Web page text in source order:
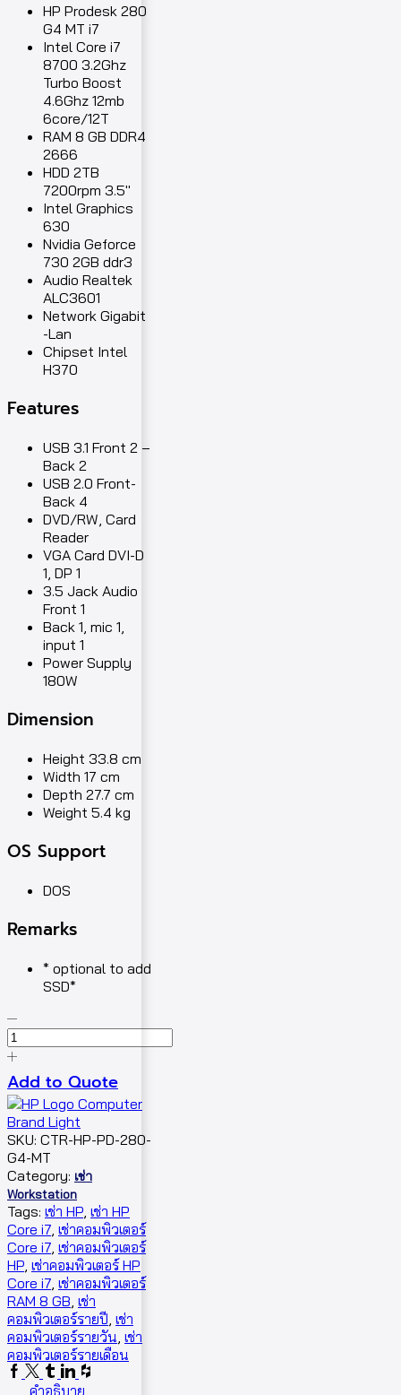
HP Prodesk 280
G4 MT i7
Intel Core i7
8700 3.2Ghz
Turbo Boost
4.6Ghz 12mb
6core/12T
RAM 8 GB DDR4
2666
HDD 2TB
7200rpm 3.5″
Intel Graphics
630
Nvidia Geforce
730 2GB ddr3
Audio Realtek
ALC3601
Network Gigabit
-Lan
Chipset Intel
H370
Features
USB 3.1 Front 2 –
Back 2
USB 2.0 Front-
Back 4
DVD/RW, Card
Reader
VGA Card DVI-D
1, DP 1
3.5 Jack Audio
Front 1
Back 1, mic 1,
input 1
Power Supply
180W
Dimension
Height 33.8 cm
Width 17 cm
Depth 27.7 cm
Weight 5.4 kg
OS Support
DOS
Remarks
* optional to add
SSD*
Add to Quote
SKU: CTR-HP-PD-280-
G4-MT
Category: เช่า
Workstation
Tags: เช่า HP เช่า HP
Core i7 เช่าคอมพิวเตอร์
Core i7 เช่าคอมพิวเตอร์
HP เช่าคอมพิวเตอร์ HP
Core i7 เช่าคอมพิวเตอร์
RAM 8 GB เช่า
คอมพิวเตอร์รายปี เช่า
คอมพิวเตอร์รายวัน เช่า
คอมพิวเตอร์รายเดือน
คำอธิบาย